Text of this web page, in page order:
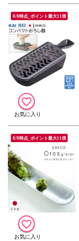
8/8時点_ポイント最大11倍
8/8時点_ポイント最大11倍